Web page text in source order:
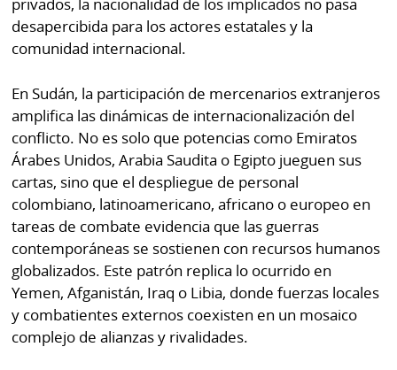
privados, la nacionalidad de los implicados no pasa
desapercibida para los actores estatales y la
comunidad internacional.
En Sudán, la participación de mercenarios extranjeros
amplifica las dinámicas de internacionalización del
conflicto. No es solo que potencias como Emiratos
Árabes Unidos, Arabia Saudita o Egipto jueguen sus
cartas, sino que el despliegue de personal
colombiano, latinoamericano, africano o europeo en
tareas de combate evidencia que las guerras
contemporáneas se sostienen con recursos humanos
globalizados. Este patrón replica lo ocurrido en
Yemen, Afganistán, Iraq o Libia, donde fuerzas locales
y combatientes externos coexisten en un mosaico
complejo de alianzas y rivalidades.